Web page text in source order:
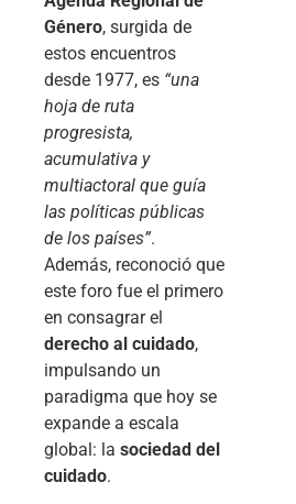
Género, surgida de
estos encuentros
desde 1977, es “una
hoja de ruta
progresista,
acumulativa y
multiactoral que guía
las políticas públicas
de los países”.
Además, reconoció que
este foro fue el primero
en consagrar el
derecho al cuidado,
impulsando un
paradigma que hoy se
expande a escala
global: la sociedad del
cuidado.